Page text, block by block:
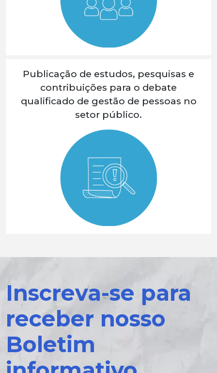
Publicação de estudos, pesquisas e
contribuições para o debate
qualificado de gestão de pessoas no
setor público.
Inscreva-se para
receber nosso
Boletim